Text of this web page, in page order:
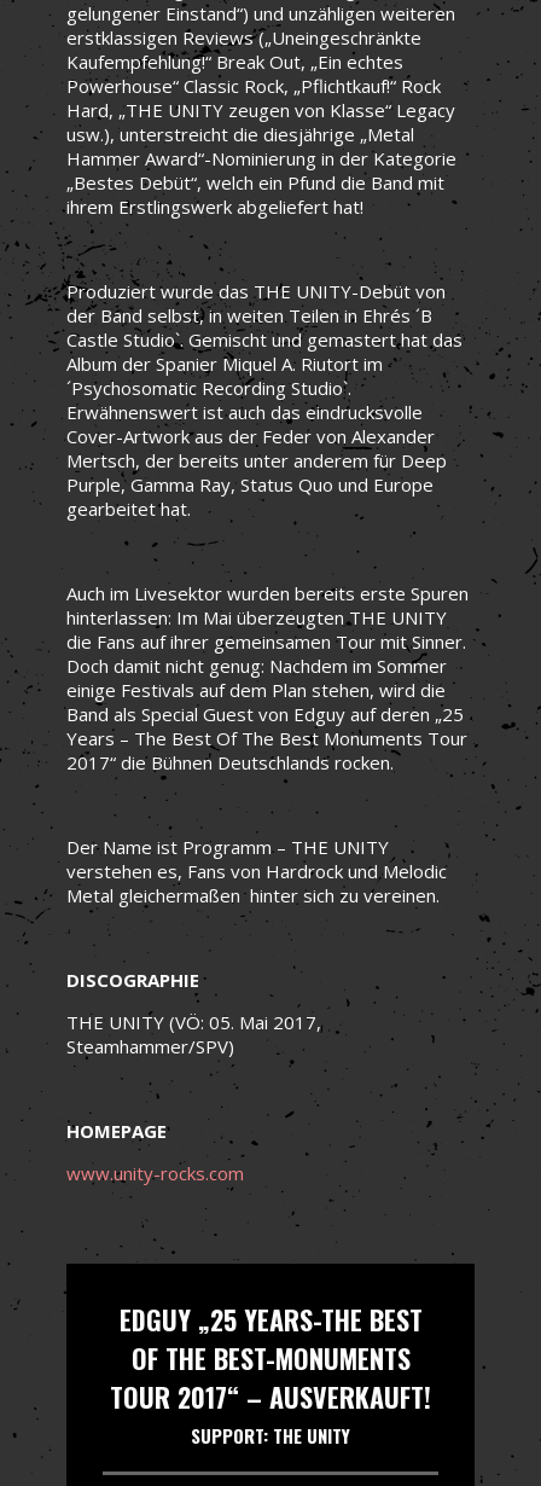
gelungener Einstand“) und unzähligen weiteren
erstklassigen Reviews („Uneingeschränkte
Kaufempfehlung!“ Break Out, „Ein echtes
Powerhouse“ Classic Rock, „Pflichtkauf!“ Rock
Hard, „THE UNITY zeugen von Klasse“ Legacy
usw.), unterstreicht die diesjährige „Metal
Hammer Award“-Nominierung in der Kategorie
„Bestes Debüt“, welch ein Pfund die Band mit
ihrem Erstlingswerk abgeliefert hat!
Produziert wurde das THE UNITY-Debüt von
der Band selbst, in weiten Teilen in Ehrés ´B
Castle Studio`. Gemischt und gemastert hat das
Album der Spanier Miquel A. Riutort im
´Psychosomatic Recording Studio`.
Erwähnenswert ist auch das eindrucksvolle
Cover-Artwork aus der Feder von Alexander
Mertsch, der bereits unter anderem für Deep
Purple, Gamma Ray, Status Quo und Europe
gearbeitet hat.
Auch im Livesektor wurden bereits erste Spuren
hinterlassen: Im Mai überzeugten THE UNITY
die Fans auf ihrer gemeinsamen Tour mit Sinner.
Doch damit nicht genug: Nachdem im Sommer
einige Festivals auf dem Plan stehen, wird die
Band als Special Guest von Edguy auf deren „25
Years – The Best Of The Best Monuments Tour
2017“ die Bühnen Deutschlands rocken.
Der Name ist Programm – THE UNITY
verstehen es, Fans von Hardrock und Melodic
Metal gleichermaßen hinter sich zu vereinen.
DISCOGRAPHIE
THE UNITY (VÖ: 05. Mai 2017,
Steamhammer/SPV)
HOMEPAGE
www.unity-rocks.com
EDGUY „25 YEARS-THE BEST
OF THE BEST-MONUMENTS
TOUR 2017“ – AUSVERKAUFT!
SUPPORT: THE UNITY